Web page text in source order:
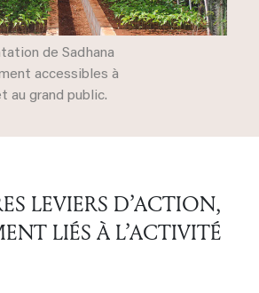
de Sadhana
accessibles à
au grand public.
LEVIERS D’ACTION,
LIÉS À L’ACTIVITÉ